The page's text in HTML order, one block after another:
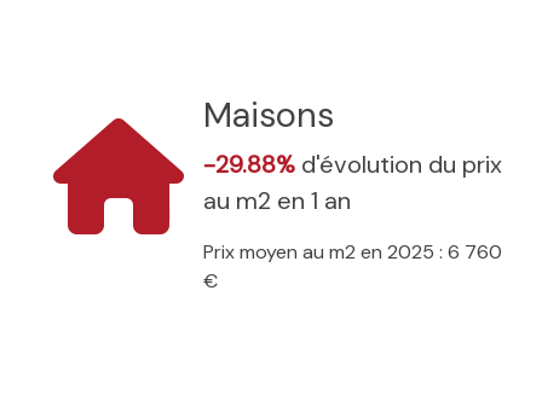
Maisons
-29.88% d'évolution du prix
au m2 en 1 an
Prix moyen au m2 en 2025 : 6 760
€